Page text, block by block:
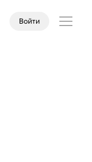
Войти